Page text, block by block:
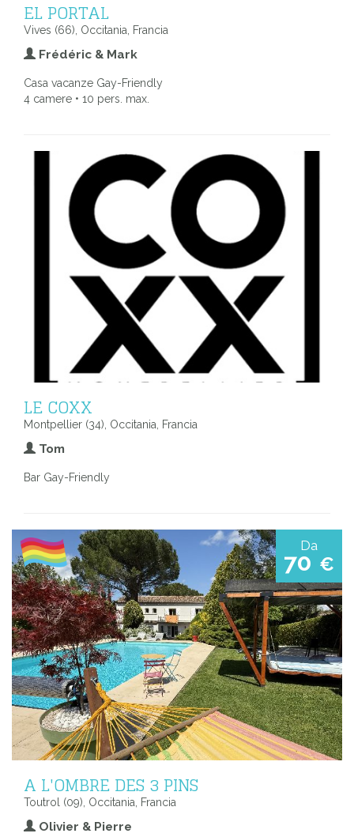
EL PORTAL
Vives (66), Occitania, Francia
Frédéric & Mark
Casa vacanze Gay-Friendly
4 camere • 10 pers. max.
LE COXX
Montpellier (34), Occitania, Francia
Tom
Bar Gay-Friendly
Da
70 €
A L'OMBRE DES 3 PINS
Toutrol (09), Occitania, Francia
Olivier & Pierre